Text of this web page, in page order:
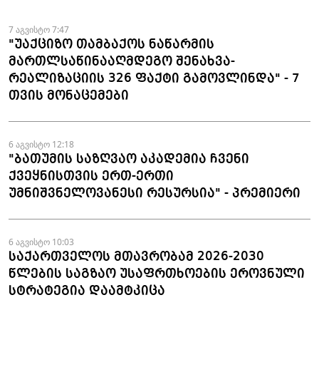
ფაქტები აღკვეთეს
7 აგვისტო 7:47
"უაქციზო თამბაქოს ნაწარმის
მართლსაწინააღმდეგო შენახვა-
რეალიზაციის 326 ფაქტი გამოვლინდა" - 7
თვის მონაცემები
6 აგვისტო 12:18
"ბათუმის საზღვაო აკადემია ჩვენი
ქვეყნისთვის ერთ-ერთი
უმნიშვნელოვანესი რესურსია" - პრემიერი
6 აგვისტო 10:03
საქართველოს მთავრობამ 2026-2030
წლების საგზაო უსაფრთხოების ეროვნული
სტრატეგია დაამტკიცა